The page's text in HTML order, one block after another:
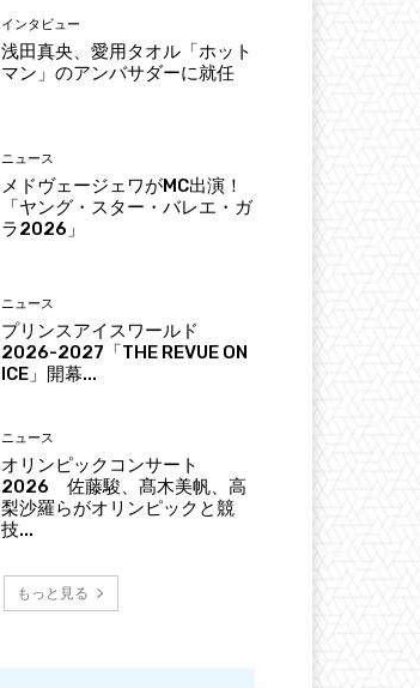
インタビュー
浅田真央、愛用タオル「ホット
マン」のアンバサダーに就任
ニュース
メドヴェージェワがMC出演！
「ヤング・スター・バレエ・ガ
ラ2026」
ニュース
プリンスアイスワールド
2026-2027「THE REVUE ON
ICE」開幕...
ニュース
オリンピックコンサート
2026 佐藤駿、髙木美帆、高
梨沙羅らがオリンピックと競
技...
もっと見る